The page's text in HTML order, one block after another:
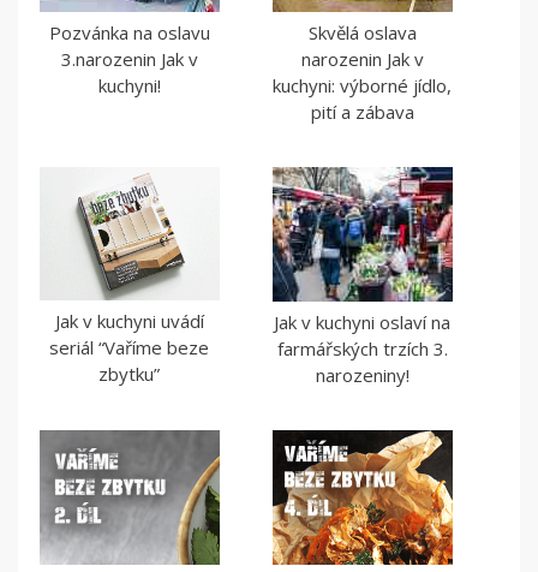
Pozvánka na oslavu
3.narozenin Jak v
kuchyni!
Skvělá oslava
narozenin Jak v
kuchyni: výborné jídlo,
pití a zábava
Jak v kuchyni uvádí
seriál “Vaříme beze
zbytku”
Jak v kuchyni oslaví na
farmářských trzích 3.
narozeniny!